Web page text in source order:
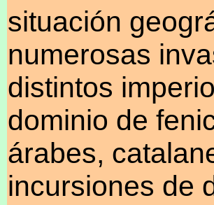
situación
numerosas
distintos
dominio de
árabes,
incursiones de